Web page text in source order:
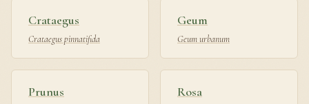
Crataegus
Crataegus pinnatifida
Geum
Geum urbanum
Prunus Rosa